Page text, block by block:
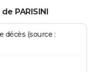
PARISINI
décès (source :